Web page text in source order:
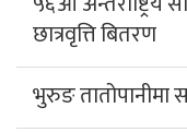
छात्रवृत्ति बितरण
भुरुङ तातोपानीमा